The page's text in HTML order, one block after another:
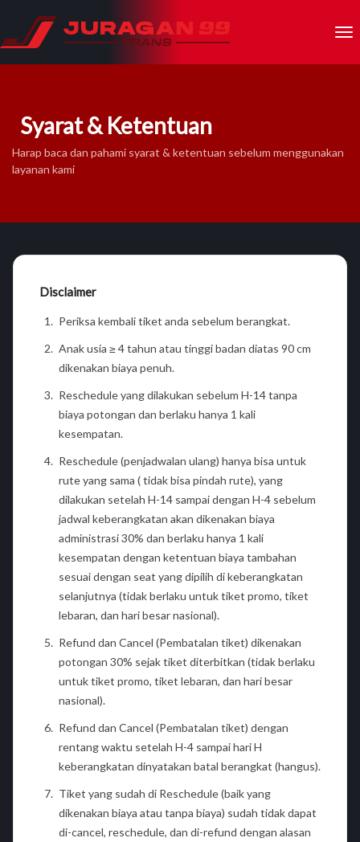
Syarat & Ketentuan
Harap baca dan pahami syarat & ketentuan sebelum menggunakan
layanan kami
Disclaimer
Periksa kembali tiket anda sebelum berangkat.
Anak usia ≥ 4 tahun atau tinggi badan diatas 90 cm
dikenakan biaya penuh.
Reschedule yang dilakukan sebelum H-14 tanpa
biaya potongan dan berlaku hanya 1 kali
kesempatan.
Reschedule (penjadwalan ulang) hanya bisa untuk
rute yang sama ( tidak bisa pindah rute), yang
dilakukan setelah H-14 sampai dengan H-4 sebelum
jadwal keberangkatan akan dikenakan biaya
administrasi 30% dan berlaku hanya 1 kali
kesempatan dengan ketentuan biaya tambahan
sesuai dengan seat yang dipilih di keberangkatan
selanjutnya (tidak berlaku untuk tiket promo, tiket
lebaran, dan hari besar nasional).
Refund dan Cancel (Pembatalan tiket) dikenakan
potongan 30% sejak tiket diterbitkan (tidak berlaku
untuk tiket promo, tiket lebaran, dan hari besar
nasional).
Refund dan Cancel (Pembatalan tiket) dengan
rentang waktu setelah H-4 sampai hari H
keberangkatan dinyatakan batal berangkat (hangus).
Tiket yang sudah di Reschedule (baik yang
dikenakan biaya atau tanpa biaya) sudah tidak dapat
di-cancel, reschedule, dan di-refund dengan alasan